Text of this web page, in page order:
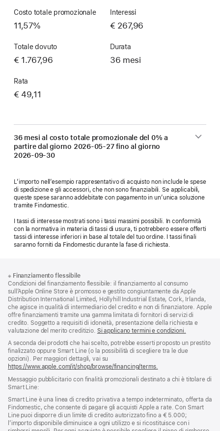
Costo totale promozionale
11,57%
Interessi
€ 267,96
Totale dovuto
€ 1.767,96
Durata
36 mesi
Rata
€ 49,11
36 mesi al costo totale promozionale del 0% a
partire dal giorno 2026-05-27fino al giorno
2026-09-30
L’importo nell’esempio rappresentativo di acquisto non include le spese
di spedizione e gli accessori, che non sono finanziabili. Se applicabili,
queste spese saranno addebitate con pagamento in un’unica soluzione
tramite Findomestic.
I tassi di interesse mostrati sono i tassi massimi possibili. In conformità
con la normativa in materia di tassi di usura, ti potrebbero essere offerti
tassi di interesse inferiori in base al totale del tuo ordine. I tassi finali
saranno forniti da Findomestic durante la fase di richiesta.
di
pagina
a
piè
di
pagina
※ Finanziamento flessibile
Condizioni del finanziamento flessibile: il finanziamento al consumo
sull’Apple Online Store è promosso e gestito congiuntamente da Apple
Distribution International Limited, Hollyhill Industrial Estate, Cork, Irlanda,
che agisce in qualità di intermediario del credito e non di finanziatore. Apple
offre finanziamenti tramite una gamma limitata di fornitori di servizi di
credito. Soggetto a requisiti di idoneità, presentazione della richiesta e
valutazione del merito creditizio. Si applicano termini e condizioni.
A seconda dei prodotti che hai scelto, potrebbe esserti proposto un prestito
finalizzato oppure Smart Line (o la possibilità di scegliere tra le due
opzioni). Per maggiori dettagli, vai su
https://www.apple.com/it/shop/browse/financing/terms.
Messaggio pubblicitario con finalità promozionali destinato a chi è titolare di
Smart Line:
Smart Line è una linea di credito privativa a tempo indeterminato, offerta da
Findomestic, che consente di pagare gli acquisti Apple a rate. Con Smart
Line puoi disporre di un limite di credito autorizzato fino a € 5.000;
l’importo disponibile diminuisce a ogni utilizzo e si ricostituisce con i